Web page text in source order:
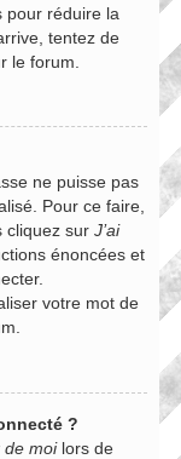
pour réduire la
tentez de
le forum.
ne puisse pas
Pour ce faire,
cliquez sur J’ai
énoncées et
votre mot de
?
de moilors de